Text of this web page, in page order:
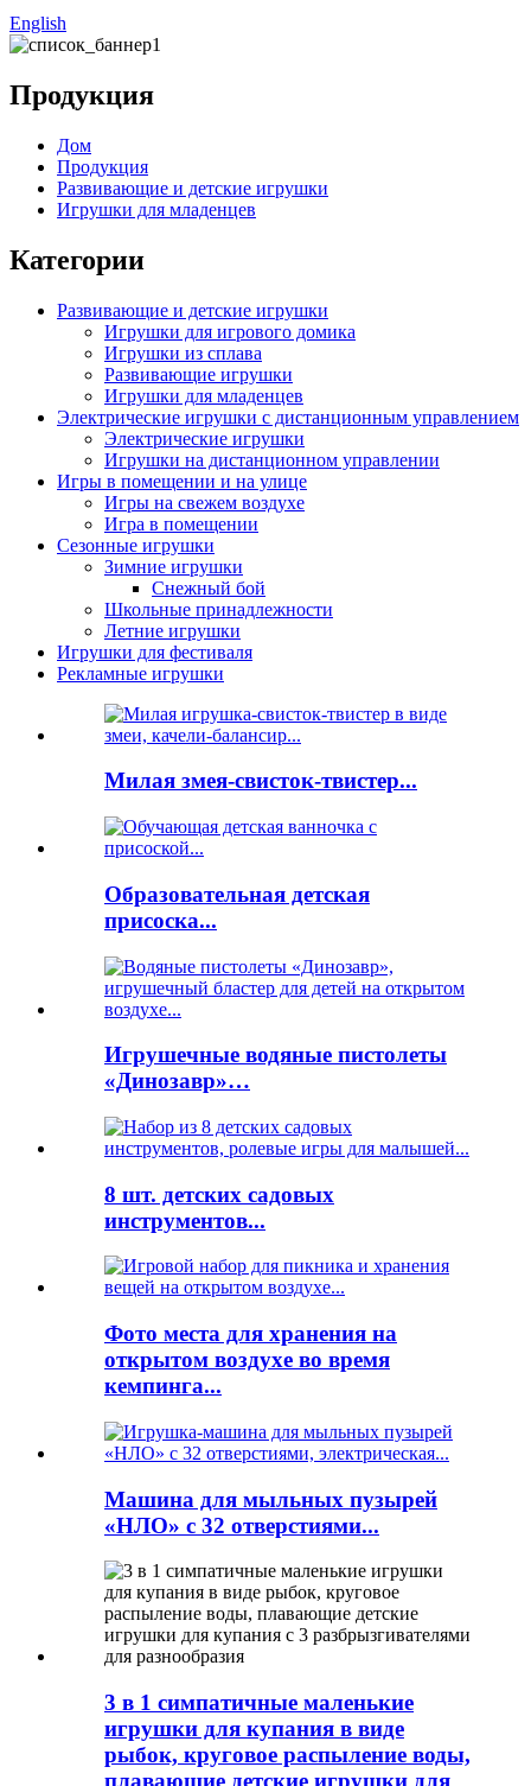
English
Продукция
Дом
Продукция
Развивающие и детские игрушки
Игрушки для младенцев
Категории
Развивающие и детские игрушки
Игрушки для игрового домика
Игрушки из сплава
Развивающие игрушки
Игрушки для младенцев
Электрические игрушки с дистанционным управлением
Электрические игрушки
Игрушки на дистанционном управлении
Игры в помещении и на улице
Игры на свежем воздухе
Игра в помещении
Сезонные игрушки
Зимние игрушки
Снежный бой
Школьные принадлежности
Летние игрушки
Игрушки для фестиваля
Рекламные игрушки
Милая змея-свисток-твистер...
Образовательная детская
присоска...
Игрушечные водяные пистолеты
«Динозавр»…
8 шт. детских садовых
инструментов...
Фото места для хранения на
открытом воздухе во время
кемпинга...
Машина для мыльных пузырей
«НЛО» с 32 отверстиями...
3 в 1 симпатичные маленькие
игрушки для купания в виде
рыбок, круговое распыление воды,
плавающие детские игрушки для